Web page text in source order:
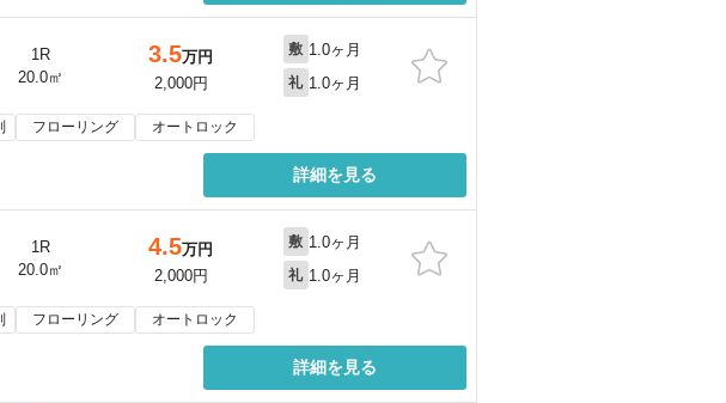
1R
20.0㎡
3.5万円
2,000円
敷 1.0ヶ月
礼 1.0ヶ月
フローリング オートロック
詳細を見る
1R
20.0㎡
4.5万円
2,000円
敷 1.0ヶ月
礼 1.0ヶ月
フローリング オートロック
詳細を見る